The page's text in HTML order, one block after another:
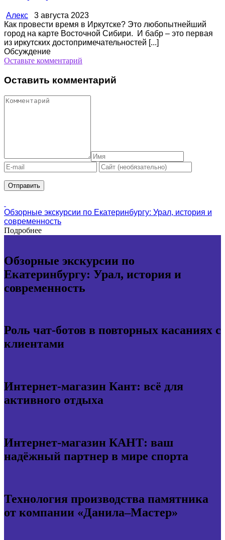
Алекс 3 августа 2023
Как провести время в Иркутске? Это любопытнейший
город на карте Восточной Сибири. И бабр – это первая
из иркутских достопримечательностей [...]
Обсуждение
Оставьте комментарий
Оставить комментарий
Обзорные экскурсии по Екатеринбургу: Урал, история и
современность
Подробнее
Обзорные экскурсии по
Екатеринбургу: Урал, история и
современность
Роль чат-ботов в повторных касаниях с
клиентами
Интернет-магазин Кант: всё для
активного отдыха
Интернет-магазин КАНТ: ваш
надёжный партнер в мире спорта
Технология производства памятника
от компании «Данила–Мастер»